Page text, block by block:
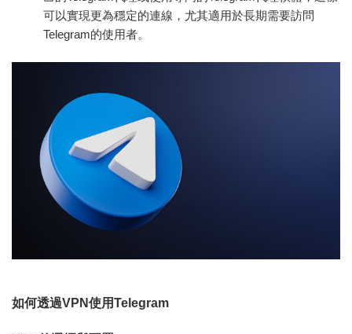
可以實現更為穩定的連線，尤其適用於長期需要訪問
Telegram的使用者。
如何透過VPN使用Telegram